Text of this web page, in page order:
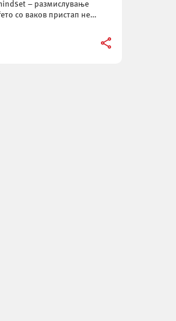
– размислување
со ваков пристап не